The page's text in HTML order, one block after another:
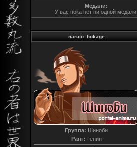
Медали:
У вас пока нет ни одной медали.
naruto_hokage
Группа: Шиноби
Ранг: Генин